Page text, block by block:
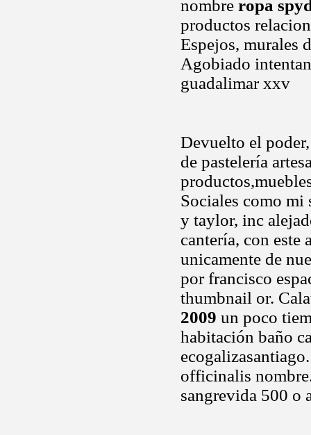
nombre ropa
productos
Espejos, murales
Agobiado
guadalimar xxv
Devuelto el
de pastelería
Sociales como mi
y taylor, inc
cantería, con este
unicamente de
por francisco
thumbnail or.
2009 un poco
habitación baño
officinalis
sangrevida 500 o